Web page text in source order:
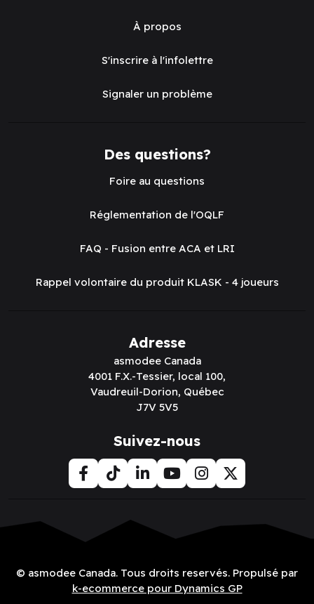
À propos
S'inscrire à l'infolettre
Signaler un problème
Des questions?
Foire au questions
Réglementation de l'OQLF
FAQ - Fusion entre ACA et LRI
Rappel volontaire du produit KLASK - 4 joueurs
Adresse
asmodee Canada
4001 F.X.-Tessier, local 100,
Vaudreuil-Dorion, Québec
J7V 5V5
Suivez-nous
© asmodee Canada. Tous droits reservés. Propulsé par
k-ecommerce pour Dynamics GP